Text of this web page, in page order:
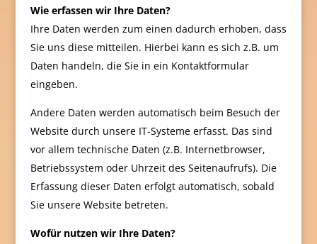
Wie erfassen wir Ihre Daten?
Ihre Daten werden zum einen dadurch erhoben, dass
Sie uns diese mitteilen. Hierbei kann es sich z.B. um
Daten handeln, die Sie in ein Kontaktformular
eingeben.
Andere Daten werden automatisch beim Besuch der
Website durch unsere IT-Systeme erfasst. Das sind
vor allem technische Daten (z.B. Internetbrowser,
Betriebssystem oder Uhrzeit des Seitenaufrufs). Die
Erfassung dieser Daten erfolgt automatisch, sobald
Sie unsere Website betreten.
Wofür nutzen wir Ihre Daten?